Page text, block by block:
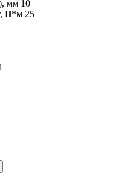
мм 10
Н*м 25